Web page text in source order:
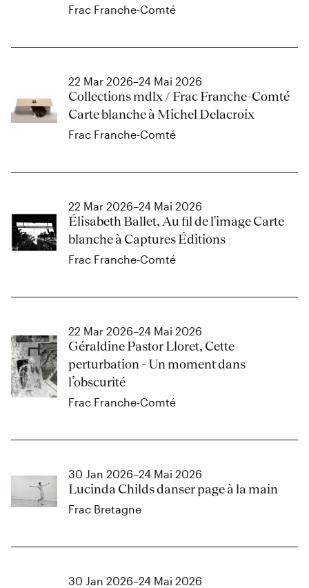
Frac Franche-Comté
22 Mar 2026–24 Mai 2026
Collections mdlx / Frac Franche-Comté
Carte blanche à Michel Delacroix
Frac Franche-Comté
22 Mar 2026–24 Mai 2026
Élisabeth Ballet, Au fil de l'image Carte
blanche à Captures Éditions
Frac Franche-Comté
22 Mar 2026–24 Mai 2026
Géraldine Pastor Lloret, Cette
perturbation - Un moment dans
l’obscurité
Frac Franche-Comté
30 Jan 2026–24 Mai 2026
Lucinda Childs danser page à la main
Frac Bretagne
30 Jan 2026–24 Mai 2026